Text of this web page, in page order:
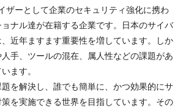
ザーとして企業のセキュリティ強化に携わ
ナル達が在籍する企業です。日本のサイバ
近年ますます重要性を増しています。しか
手、ツールの混在、属人性などの課題があ
ます。
を解決し、誰でも簡単に、かつ効果的にサ
を実施できる世界を目指しています。その